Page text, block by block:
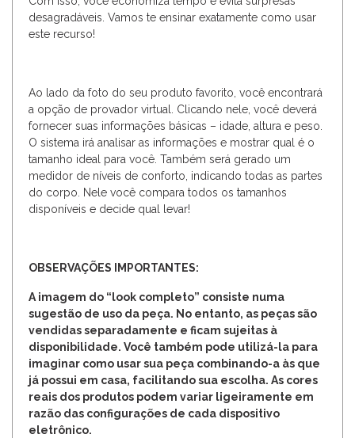
desagradáveis. Vamos te ensinar exatamente como usar
este recurso!
Ao lado da foto do seu produto favorito, você encontrará
a opção de provador virtual. Clicando nele, você deverá
fornecer suas informações básicas – idade, altura e peso.
O sistema irá analisar as informações e mostrar qual é o
tamanho ideal para você. Também será gerado um
medidor de níveis de conforto, indicando todas as partes
do corpo. Nele você compara todos os tamanhos
disponíveis e decide qual levar!
OBSERVAÇÕES IMPORTANTES:
A imagem do “look completo” consiste numa
sugestão de uso da peça. No entanto, as peças são
vendidas separadamente e ficam sujeitas à
disponibilidade. Você também pode utilizá-la para
imaginar como usar sua peça combinando-a às que
já possui em casa, facilitando sua escolha. As cores
reais dos produtos podem variar ligeiramente em
razão das configurações de cada dispositivo
eletrônico.